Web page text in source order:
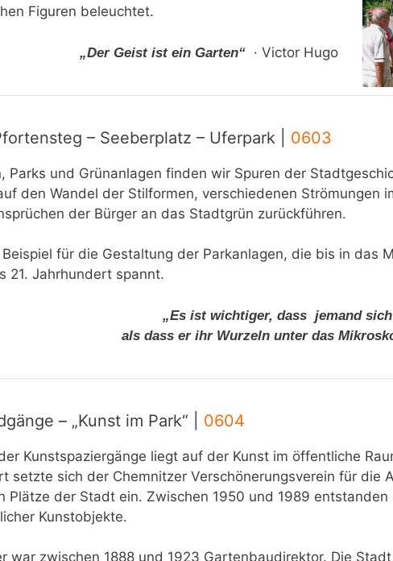
Figuren beleuchtet.
„Der Geist ist ein Garten“ · Victor Hugo
– Seeberplatz – Uferpark | 0603
Parks und Grünanlagen finden wir Spuren der
den Wandel der Stilformen, verschiedenen Strömungen
der Bürger an das Stadtgrün zurückführen.
für die Gestaltung der Parkanlagen, die bis in das
21. Jahrhundert spannt.
„Es ist wichtiger, dass jemand
als dass er ihr Wurzeln unter das
– „Kunst im Park“ | 0604
Kunstspaziergänge liegt auf der Kunst im öffentliche
setzte sich der Chemnitzer Verschönerungsverein für die
Plätze der Stadt ein. Zwischen 1950 und 1989 entstanden
Kunstobjekte.
war zwischen 1888 und 1923 Gartenbaudirektor. Die